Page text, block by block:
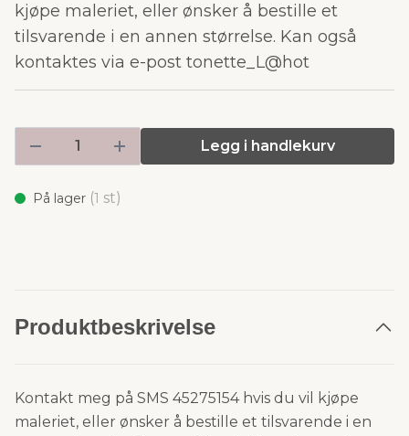
kjøpe maleriet, eller ønsker å bestille et
tilsvarende i en annen størrelse. Kan også
kontaktes via e-post tonette_L@hot
Legg i handlekurv
På lager (1 st)
Produktbeskrivelse
Kontakt meg på SMS 45275154 hvis du vil kjøpe
maleriet, eller ønsker å bestille et tilsvarende i en